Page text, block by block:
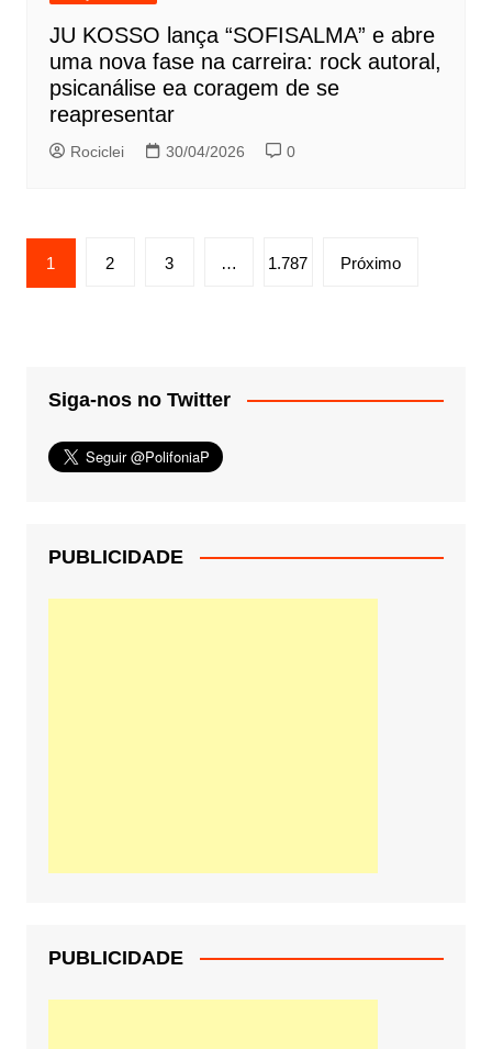
JU KOSSO lança “SOFISALMA” e abre
uma nova fase na carreira: rock autoral,
psicanálise ea coragem de se
reapresentar
Rociclei 30/04/2026 0
Paginação
de
1 2 3 … 1.787 Próximo
Siga-nos no Twitter
PUBLICIDADE
PUBLICIDADE